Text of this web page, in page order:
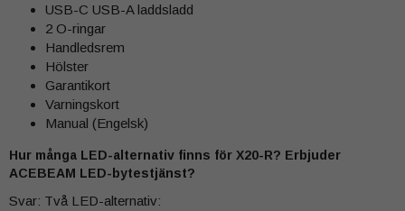
USB-C USB-A laddsladd
2 O-ringar
Handledsrem
Hölster
Garantikort
Varningskort
Manual (Engelsk)
Hur många LED-alternativ finns för X20-R? Erbjuder
ACEBEAM LED-bytestjänst?
Svar: Två LED-alternativ: